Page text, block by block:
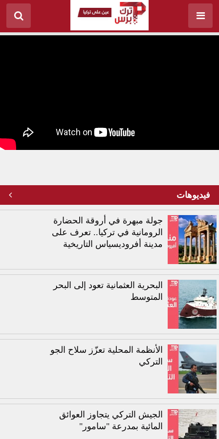
من هو نجم الدين أربكان.. أب الإسلام السياسي في تركيا؟
فيديوهات
جولة مبهرة في أروقة الحضارة
الرومانية في تركيا.. تعرف على
مدينة أفروديسياس التاريخية
البحرية العثمانية تعود إلى البحر
المتوسط
الأنظمة المحلية تعزّز سلاح الجو
التركي
الجيش التركي يتجاوز العوائق
المائية بمدرعة "سامور"